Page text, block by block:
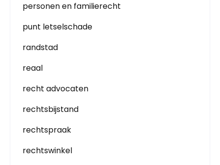
personen en familierecht
punt letselschade
randstad
reaal
recht advocaten
rechtsbijstand
rechtspraak
rechtswinkel